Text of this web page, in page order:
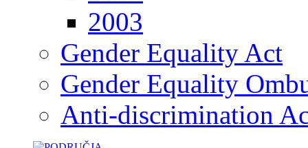
2003
Gender Equality Act
Gender Equality
Anti-discrimination